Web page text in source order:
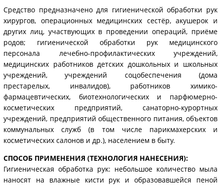
Средство предназначено для гигиенической обработки рук
хирургов, операционных медицинских сестёр, акушерок и
других лиц, участвующих в проведении операций, приёме
родов; гигиенической обработки рук медицинского
персонала лечебно-профилактических учреждений,
медицинских работников детских дошкольных и школьных
учреждений, учреждений соцобеспечения (дома
престарелых, инвалидов), работников химико-
фармацевтических, биотехнологических и парфюмерно-
косметических предприятий, санаторно-курортных
учреждений, предприятий общественного питания, объектов
коммунальных служб (в том числе парикмахерских и
косметических салонов и др.), населением в быту.
СПОСОБ ПРИМЕНЕНИЯ (ТЕХНОЛОГИЯ НАНЕСЕНИЯ):
Гигиеническая обработка рук: небольшое количество мыла
наносят на влажные кисти рук и образовавшейся пеной